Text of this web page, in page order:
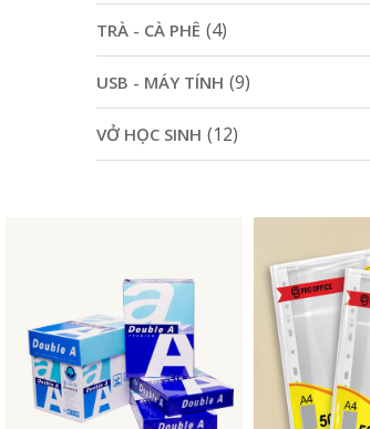
TRÀ - CÀ PHÊ (4)
USB - MÁY TÍNH (9)
VỞ HỌC SINH (12)